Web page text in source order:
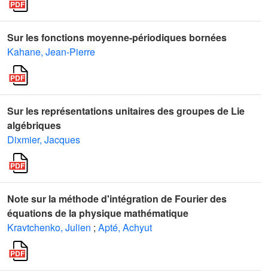
Sur les fonctions moyenne-périodiques bornées
Kahane, Jean-Pierre
Sur les représentations unitaires des groupes de Lie
algébriques
Dixmier, Jacques
Note sur la méthode d'intégration de Fourier des
équations de la physique mathématique
Kravtchenko, Julien ; Apté, Achyut